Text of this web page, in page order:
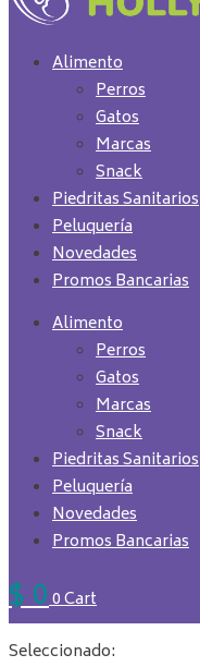
Alimento
Perros
Gatos
Marcas
Snack
Piedritas Sanitarios
Peluquería
Novedades
Promos Bancarias
Alimento
Perros
Gatos
Marcas
Snack
Piedritas Sanitarios
Peluquería
Novedades
Promos Bancarias
$00Cart
Seleccionado: